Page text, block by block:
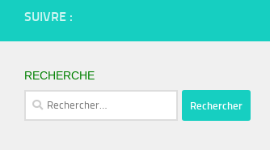
SUIVRE :
RECHERCHE
Rechercher :